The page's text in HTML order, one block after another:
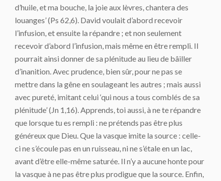
d’huile, et ma bouche, la joie aux lèvres, chantera des
louanges’ (Ps 62,6). David voulait d’abord recevoir
l’infusion, et ensuite la répandre ; et non seulement
recevoir d’abord l’infusion, mais même en être rempli. Il
pourrait ainsi donner de sa plénitude au lieu de bâiller
d’inanition. Avec prudence, bien sûr, pour ne pas se
mettre dans la gêne en soulageant les autres ; mais aussi
avec pureté, imitant celui ‘qui nous a tous comblés de sa
plénitude’ (Jn 1,16). Apprends, toi aussi, à ne te répandre
que lorsque tu es rempli : ne prétends pas être plus
généreux que Dieu. Que la vasque imite la source : celle-
ci ne s’écoule pas en un ruisseau, ni ne s’étale en un lac,
avant d’être elle-même saturée. Il n’y a aucune honte pour
la vasque à ne pas être plus prodigue que la source. Enfin,